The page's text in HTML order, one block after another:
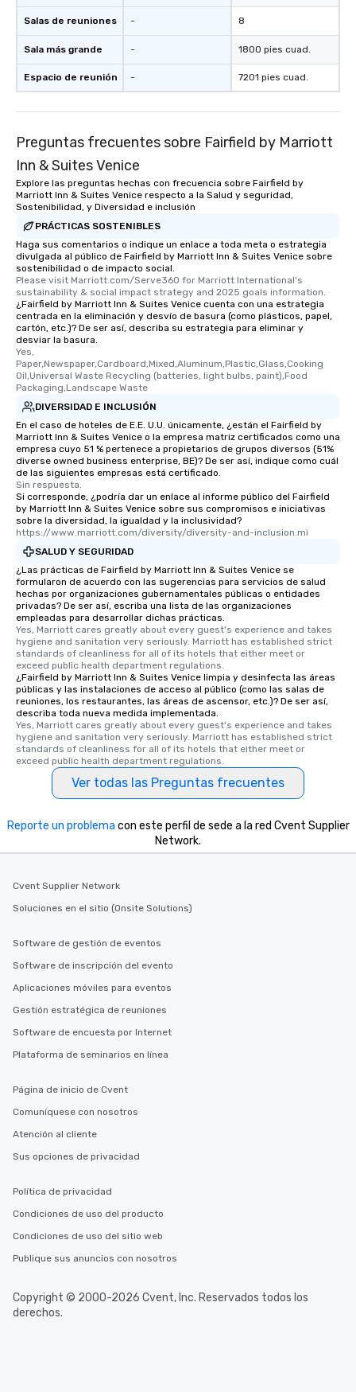
Salas de reuniones
Sala más grande
Espacio de reunión
-
-
-
8
1800 pies cuad.
7201 pies cuad.
Preguntas frecuentes sobre Fairfield by Marriott
Inn & Suites Venice
Explore las preguntas hechas con frecuencia sobre Fairfield by
Marriott Inn & Suites Venice respecto a la Salud y seguridad,
Sostenibilidad, y Diversidad e inclusión
PRÁCTICAS SOSTENIBLES
Haga sus comentarios o indique un enlace a toda meta o estrategia
divulgada al público de Fairfield by Marriott Inn & Suites Venice sobre
sostenibilidad o de impacto social.
Please visit Marriott.com/Serve360 for Marriott International's
sustainability & social impact strategy and 2025 goals information.
¿Fairfield by Marriott Inn & Suites Venice cuenta con una estrategia
centrada en la eliminación y desvío de basura (como plásticos, papel,
cartón, etc.)? De ser así, describa su estrategia para eliminar y
desviar la basura.
Yes,
Paper,Newspaper,Cardboard,Mixed,Aluminum,Plastic,Glass,Cooking
Oil,Universal Waste Recycling (batteries, light bulbs, paint),Food
Packaging,Landscape Waste
DIVERSIDAD E INCLUSIÓN
En el caso de hoteles de E.E. U.U. únicamente, ¿están el Fairfield by
Marriott Inn & Suites Venice o la empresa matriz certificados como una
empresa cuyo 51 % pertenece a propietarios de grupos diversos (51%
diverse owned business enterprise, BE)? De ser así, indique como cuál
de las siguientes empresas está certificado.
Sin respuesta.
Si corresponde, ¿podría dar un enlace al informe público del Fairfield
by Marriott Inn & Suites Venice sobre sus compromisos e iniciativas
sobre la diversidad, la igualdad y la inclusividad?
https://www.marriott.com/diversity/diversity-and-inclusion.mi
SALUD Y SEGURIDAD
¿Las prácticas de Fairfield by Marriott Inn & Suites Venice se
formularon de acuerdo con las sugerencias para servicios de salud
hechas por organizaciones gubernamentales públicas o entidades
privadas? De ser así, escriba una lista de las organizaciones
empleadas para desarrollar dichas prácticas.
Yes, Marriott cares greatly about every guest's experience and takes
hygiene and sanitation very seriously. Marriott has established strict
standards of cleanliness for all of its hotels that either meet or
exceed public health department regulations.
¿Fairfield by Marriott Inn & Suites Venice limpia y desinfecta las áreas
públicas y las instalaciones de acceso al público (como las salas de
reuniones, los restaurantes, las áreas de ascensor, etc.)? De ser así,
describa toda nueva medida implementada.
Yes, Marriott cares greatly about every guest's experience and takes
hygiene and sanitation very seriously. Marriott has established strict
standards of cleanliness for all of its hotels that either meet or
exceed public health department regulations.
Ver todas las Preguntas frecuentes
Reporte un problema con este perfil de sede a la red Cvent Supplier
Network.
Cvent Supplier Network
Soluciones en el sitio (Onsite Solutions)
Software de gestión de eventos
Software de inscripción del evento
Aplicaciones móviles para eventos
Gestión estratégica de reuniones
Software de encuesta por Internet
Plataforma de seminarios en línea
Página de inicio de Cvent
Comuníquese con nosotros
Atención al cliente
Sus opciones de privacidad
Política de privacidad
Condiciones de uso del producto
Condiciones de uso del sitio web
Publique sus anuncios con nosotros
Copyright © 2000-2026 Cvent, Inc. Reservados todos los
derechos.